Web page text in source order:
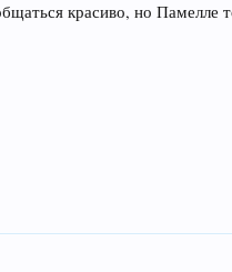
красиво, но